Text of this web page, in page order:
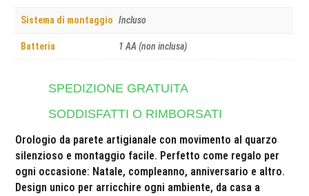
Sistema di montaggio Incluso
Batteria 1 AA (non inclusa)
SPEDIZIONE GRATUITA
SODDISFATTI O RIMBORSATI
Orologio da parete artigianale con movimento al quarzo
silenzioso e montaggio facile. Perfetto come regalo per
ogni occasione: Natale, compleanno, anniversario e altro.
Design unico per arricchire ogni ambiente, da casa a